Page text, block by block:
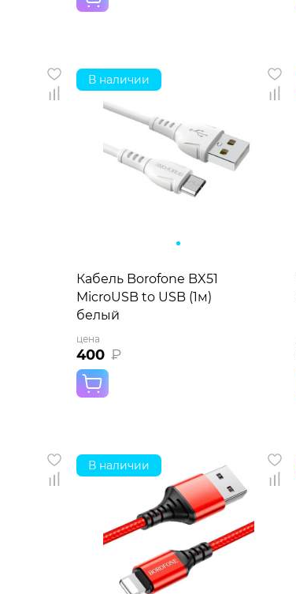
В наличии
Кабель Borofone BX51
MicroUSB to USB (1м)
белый
цена
400 ₽
В наличии